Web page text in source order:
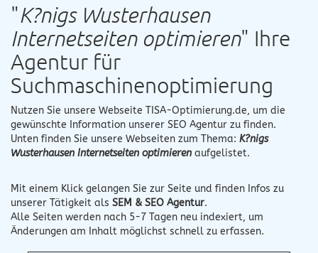
"K?nigs Wusterhausen
Internetseiten optimieren" Ihre
Agentur für
Suchmaschinenoptimierung
Nutzen Sie unsere Webseite TISA-Optimierung.de, um die
gewünschte Information unserer SEO Agentur zu finden.
Unten finden Sie unsere Webseiten zum Thema: K?nigs
Wusterhausen Internetseiten optimieren aufgelistet.
Mit einem Klick gelangen Sie zur Seite und finden Infos zu
unserer Tätigkeit als SEM & SEO Agentur.
Alle Seiten werden nach 5-7 Tagen neu indexiert, um
Änderungen am Inhalt möglichst schnell zu erfassen.